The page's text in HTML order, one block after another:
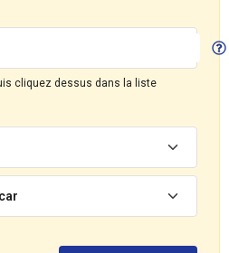
cliquez dessus dans la liste